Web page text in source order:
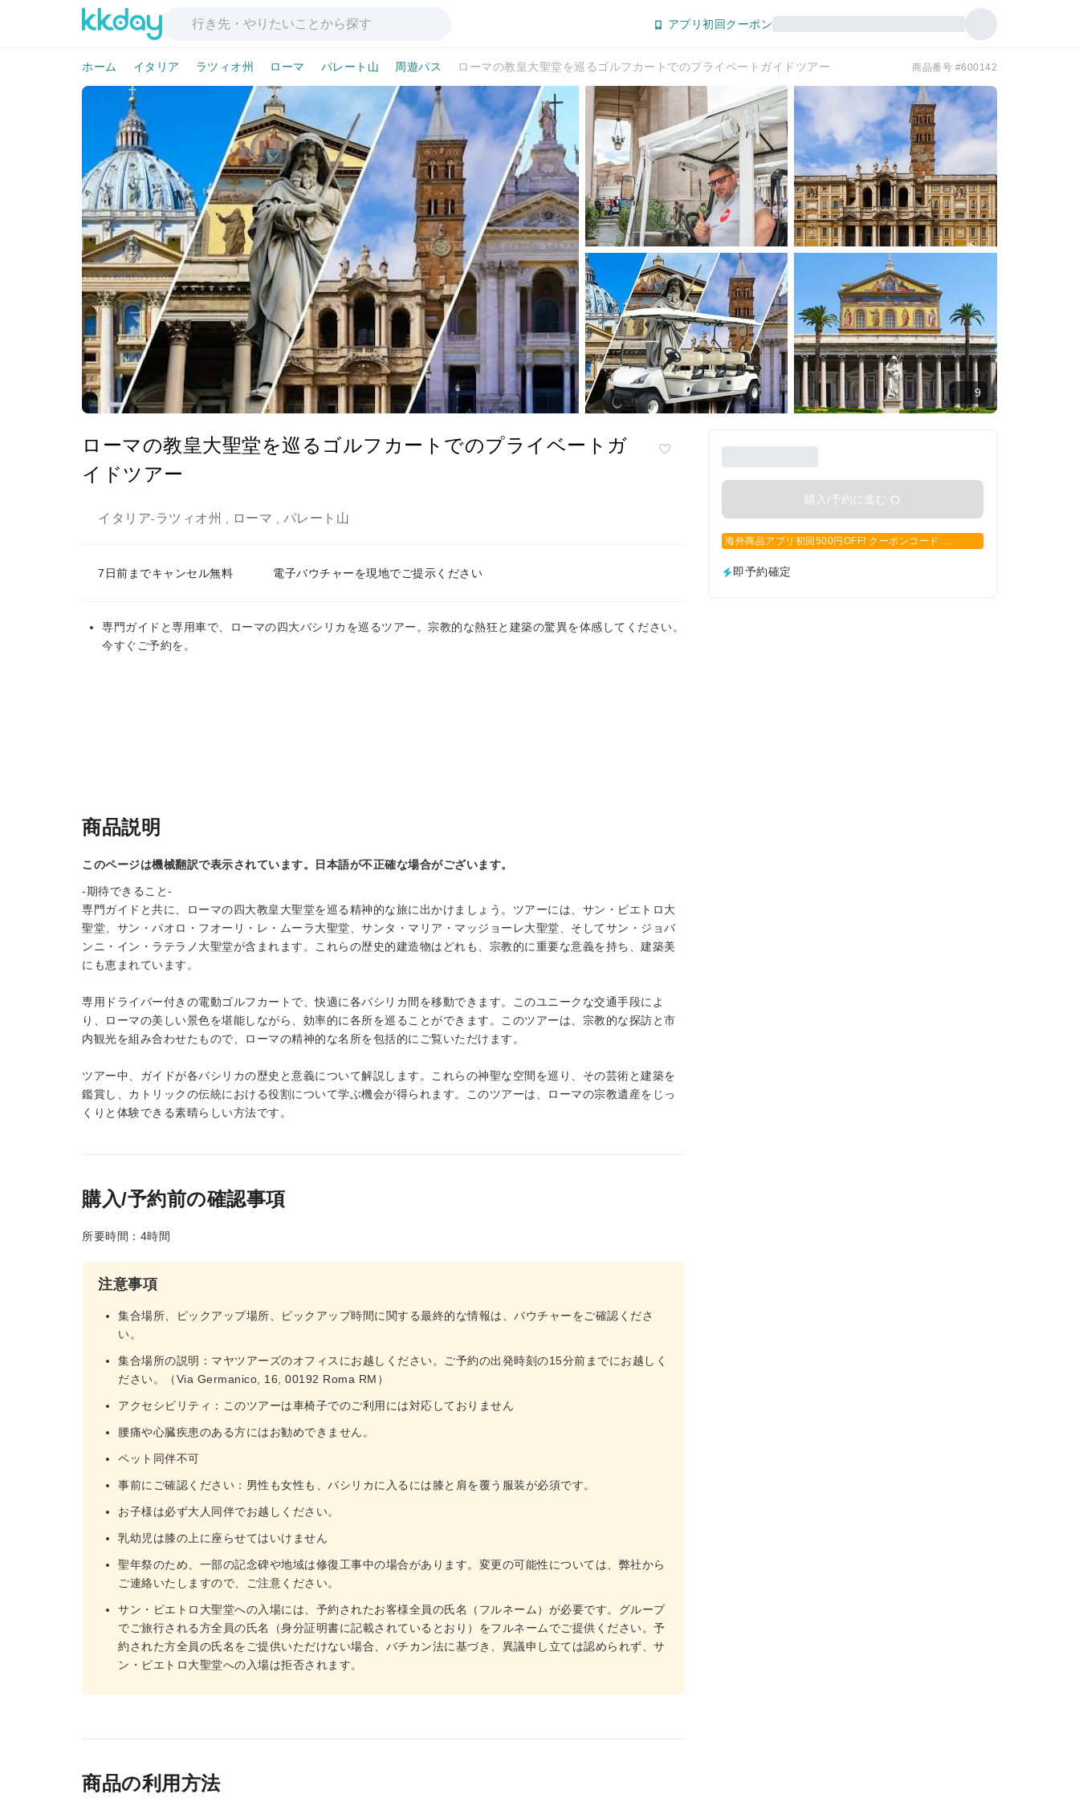
アプリ初回クーポン
ホーム イタリア ラツィオ州 ローマ パレート山 周遊パス ローマの教皇大聖堂を巡るゴルフカートでのプライベートガイドツアー 商品番号 #600142
9
ローマの教皇大聖堂を巡るゴルフカートでのプライベートガ
イドツアー
イタリア-ラツィオ州 ローマ パレート山
7日前までキャンセル無料 電子バウチャーを現地でご提示ください
専門ガイドと専用車で、ローマの四大バシリカを巡るツアー。宗教的な熱狂と建築の驚異を体感してください。
今すぐご予約を。
購入/予約に進む
海外商品アプリ初回500円OFF! クーポンコード:
即予約確定
商品説明
このページは機械翻訳で表示されています。日本語が不正確な場合がございます。
-期待できること-
専門ガイドと共に、ローマの四大教皇大聖堂を巡る精神的な旅に出かけましょう。ツアーには、サン・ピエトロ大
聖堂、サン・パオロ・フオーリ・レ・ムーラ大聖堂、サンタ・マリア・マッジョーレ大聖堂、そしてサン・ジョバ
ンニ・イン・ラテラノ大聖堂が含まれます。これらの歴史的建造物はどれも、宗教的に重要な意義を持ち、建築美
にも恵まれています。
専用ドライバー付きの電動ゴルフカートで、快適に各バシリカ間を移動できます。このユニークな交通手段によ
り、ローマの美しい景色を堪能しながら、効率的に各所を巡ることができます。このツアーは、宗教的な探訪と市
内観光を組み合わせたもので、ローマの精神的な名所を包括的にご覧いただけます。
ツアー中、ガイドが各バシリカの歴史と意義について解説します。これらの神聖な空間を巡り、その芸術と建築を
鑑賞し、カトリックの伝統における役割について学ぶ機会が得られます。このツアーは、ローマの宗教遺産をじっ
くりと体験できる素晴らしい方法です。
購入/予約前の確認事項
所要時間：4時間
注意事項
集合場所、ピックアップ場所、ピックアップ時間に関する最終的な情報は、バウチャーをご確認くださ
い。
集合場所の説明：マヤツアーズのオフィスにお越しください。ご予約の出発時刻の15分前までにお越しく
ださい。（Via Germanico, 16, 00192 Roma RM）
アクセシビリティ：このツアーは車椅子でのご利用には対応しておりません
腰痛や心臓疾患のある方にはお勧めできません。
ペット同伴不可
事前にご確認ください：男性も女性も、バシリカに入るには膝と肩を覆う服装が必須です。
お子様は必ず大人同伴でお越しください。
乳幼児は膝の上に座らせてはいけません
聖年祭のため、一部の記念碑や地域は修復工事中の場合があります。変更の可能性については、弊社から
ご連絡いたしますので、ご注意ください。
サン・ピエトロ大聖堂への入場には、予約されたお客様全員の氏名（フルネーム）が必要です。グループ
でご旅行される方全員の氏名（身分証明書に記載されているとおり）をフルネームでご提供ください。予
約された方全員の氏名をご提供いただけない場合、バチカン法に基づき、異議申し立ては認められず、サ
ン・ピエトロ大聖堂への入場は拒否されます。
商品の利用方法